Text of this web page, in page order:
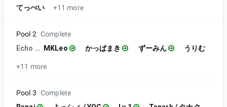
てっぺい +11 more
Pool 2 Complete
Echo Fox | MVG
MKLeo かっぱまき ずーみん うりむ
+11 more
Pool 3 Complete